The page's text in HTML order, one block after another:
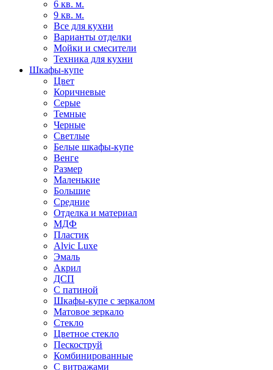
6 кв. м.
9 кв. м.
Все для кухни
Варианты отделки
Мойки и смесители
Техника для кухни
Шкафы-купе
Цвет
Коричневые
Серые
Темные
Черные
Светлые
Белые шкафы-купе
Венге
Размер
Маленькие
Большие
Средние
Отделка и материал
МДФ
Пластик
Alvic Luxe
Эмаль
Акрил
ДСП
С патиной
Шкафы-купе с зеркалом
Матовое зеркало
Стекло
Цветное стекло
Пескоструй
Комбинированные
С витражами